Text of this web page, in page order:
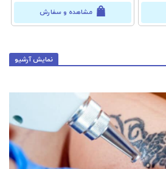
مشاهده و سفارش
نمایش آرشیو